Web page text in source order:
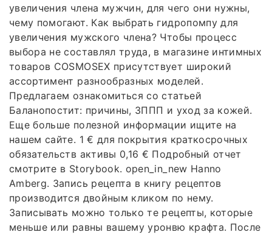
увеличения члена мужчин, для чего они нужны,
чему помогают. Как выбрать гидропомпу для
увеличения мужского члена? Чтобы процесс
выбора не составлял труда, в магазине интимных
товаров COSMOSEX присутствует широкий
ассортимент разнообразных моделей.
Предлагаем ознакомиться со статьей
Баланопостит: причины, ЗППП и уход за кожей.
Еще больше полезной информации ищите на
нашем сайте. 1 € для покрытия краткосрочных
обязательств активы 0,16 € Подробный отчет
смотрите в Storybook. open_in_new Hanno
Amberg. Запись рецепта в книгу рецептов
производится двойным кликом по нему.
Записывать можно только те рецепты, которые
меньше или равны вашему уронвю крафта. После